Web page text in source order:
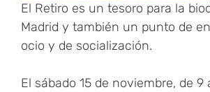
El Retiro es un tesoro para la
Madrid y también un punto de
ocio y de socialización.
El sábado 15 de noviembre, de 9